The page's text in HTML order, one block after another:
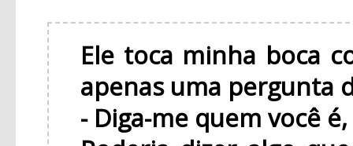
Ele toca minha boca
apenas uma pergunta
- Diga-me quem você